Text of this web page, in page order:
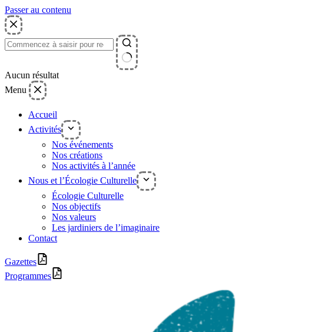
Passer au contenu
Aucun résultat
Menu
Accueil
Activités
Nos événements
Nos créations
Nos activités à l’année
Nous et l’Écologie Culturelle
Écologie Culturelle
Nos objectifs
Nos valeurs
Les jardiniers de l’imaginaire
Contact
Gazettes
Programmes